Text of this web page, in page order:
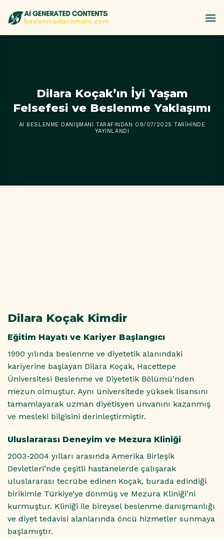
atla
Dilara Koçak’ın İyi Yaşam
Felsefesi ve Beslenme Yaklaşımı
AI BESLENME DANIŞMANI TARAFINDAN 09/07/2025 TARIHINDE
YAYINLANDI
Dilara Koçak Kimdir
Eğitim Hayatı ve Kariyer Başlangıcı
1990 yılında beslenme ve diyetetik alanındaki
kariyerine başlayan Dilara Koçak, Hacettepe
Üniversitesi Beslenme ve Diyetetik Bölümü’nden
mezun olmuştur. Aynı üniversitede yüksek lisansını
tamamlayarak uzman diyetisyen unvanını kazanmış
ve mesleki bilgisini derinleştirmiştir.
Uluslararası Deneyim ve Mezura Kliniği
2003-2004 yılları arasında Amerika Birleşik
Devletleri’nde çeşitli hastanelerde çalışarak
uluslararası tecrübe edinen Koçak, burada edindiği
birikimle Türkiye’ye dönmüş ve Mezura Kliniği’ni
kurmuştur. Kliniği ile bireysel beslenme danışmanlığı
ve diyet tedavisi alanlarında öncü hizmetler sunmaya
başlamıştır.